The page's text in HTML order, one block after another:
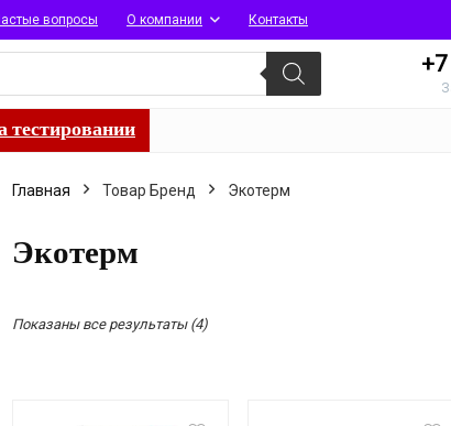
вопросы О компании Контакты
тестировании
Главная Товар Бренд Экотерм
Экотерм
Показаны все результаты (4)Сортировка: